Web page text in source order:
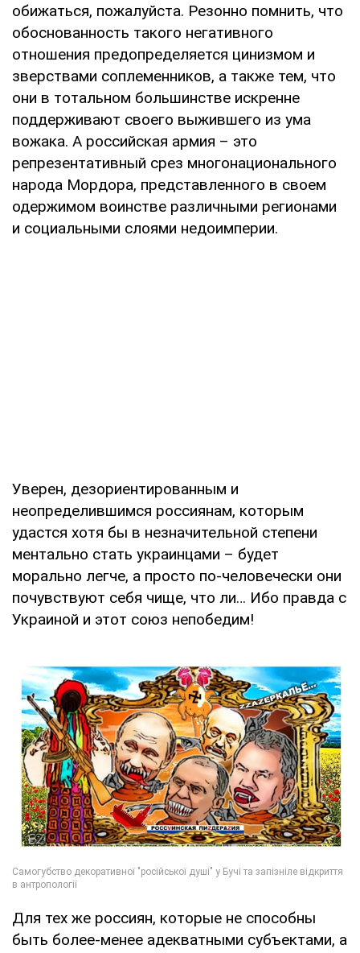
обижаться, пожалуйста. Резонно помнить, что
обоснованность такого негативного
отношения предопределяется цинизмом и
зверствами соплеменников, а также тем, что
они в тотальном большинстве искренне
поддерживают своего выжившего из ума
вожака. А российская армия – это
репрезентативный срез многонационального
народа Мордора, представленного в своем
одержимом воинстве различными регионами
и социальными слоями недоимперии.
Уверен, дезориентированным и
неопределившимся россиянам, которым
удастся хотя бы в незначительной степени
ментально стать украинцами – будет
морально легче, а просто по-человечески они
почувствуют себя чище, что ли… Ибо правда с
Украиной и этот союз непобедим!
Для тех же россиян, которые не способны
быть более-менее адекватными субъектами, а